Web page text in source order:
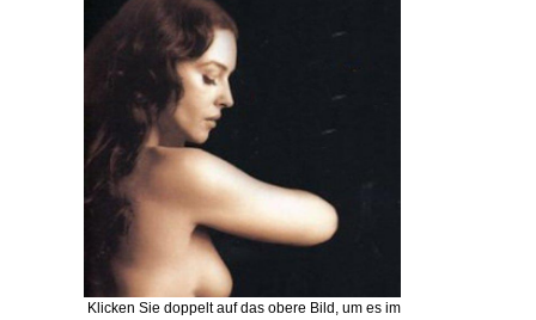
Klicken Sie doppelt auf das obere Bild, um es im